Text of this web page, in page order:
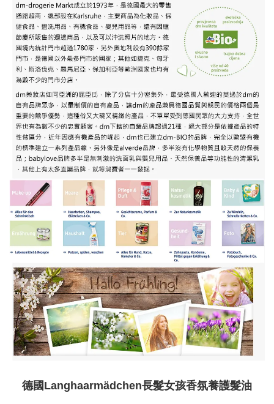
德國Langhaarmädchen長髮女孩香氛養護髮油